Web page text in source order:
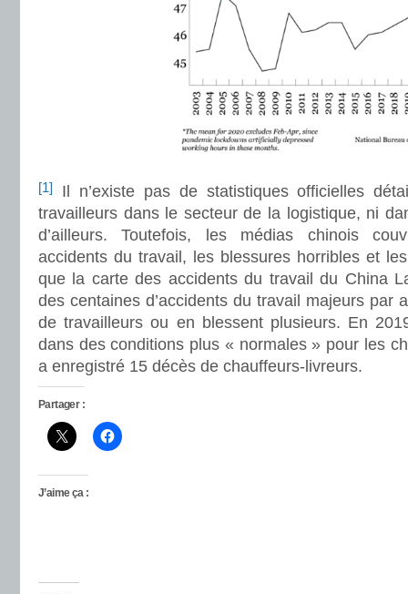
[1]
Il n’existe pas de statistiques officielles
travailleurs dans le secteur de la logistique, ni
d’ailleurs. Toutefois, les médias chinois
accidents du travail, les blessures horribles et
que la carte des accidents du travail du China
des centaines d’accidents du travail majeurs par
de travailleurs ou en blessent plusieurs. En
dans des conditions plus « normales » pour les
a enregistré 15 décès de chauffeurs-livreurs.
Partager :
J’aime ça :